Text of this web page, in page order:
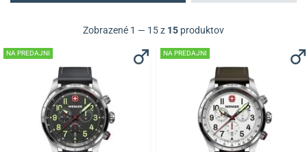
Zobrazené 1 — 15 z 15 produktov
NA PREDAJNI NA PREDAJNI